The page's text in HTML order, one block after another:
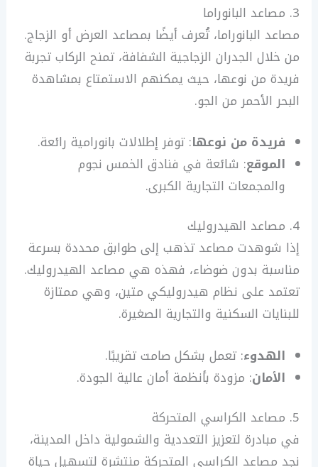
3. مصاعد البانوراما
مصاعد البانوراما، تُعرف أيضًا بمصاعد العرض أو الزجاج.
من خلال الجدران الزجاجية الشفافة، تمنح الركاب تجربة
فريدة من نوعها، حيث يمكنهم الاستمتاع بمشاهدة
البحر الأحمر من الجو.
فريدة من نوعها: توفر إطلالات بانورامية رائعة.
الموقع: شائعة في فنادق الخمس نجوم
والمجمعات التجارية الكبرى.
4. مصاعد الهيدروليك
إذا شوهدت مصاعد تذهب إلى طوابق محددة بسرعة
مناسبة بدون ضوضاء، فهذه هي مصاعد الهيدروليك.
تعتمد على نظام هيدروليكي متين، وهي ممتازة
للبنايات السكنية والتجارية الصغيرة.
الهدوء: تعمل بشكل صامت تقريبًا.
الأمان: مزودة بأنظمة أمان عالية الجودة.
5. مصاعد الكراسي المتحركة
في مبادرة لتعزيز التعددية والشمولية داخل المدينة،
نجد مصاعد الكراسي المتحركة منتشرة لتسهيل حياة